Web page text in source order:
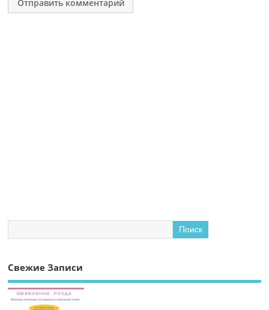
Свежие Записи